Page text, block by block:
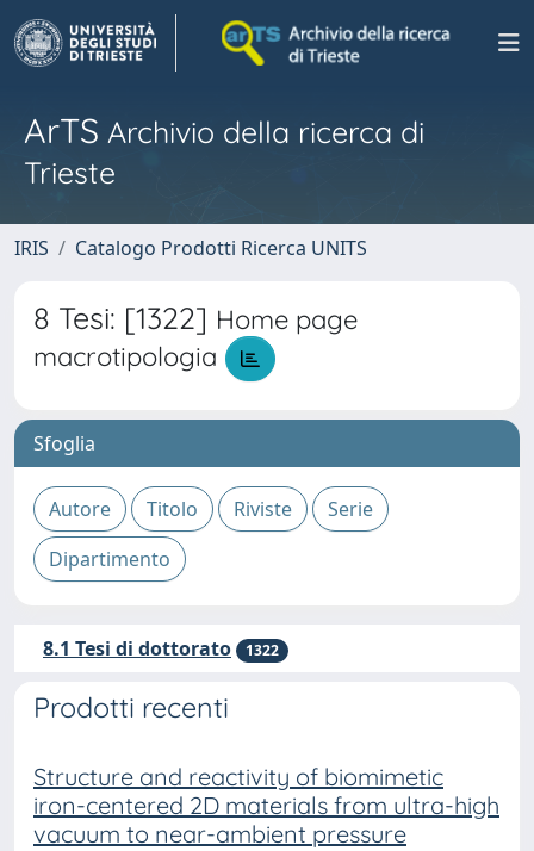
ArTS Archivio della ricerca di
Trieste
IRIS Catalogo Prodotti Ricerca UNITS
8 Tesi: [1322] Home page
macrotipologia
Sfoglia
8.1 Tesi di dottorato 1322
Prodotti recenti
Structure and reactivity of biomimetic
iron-centered 2D materials from ultra-high
vacuum to near-ambient pressure